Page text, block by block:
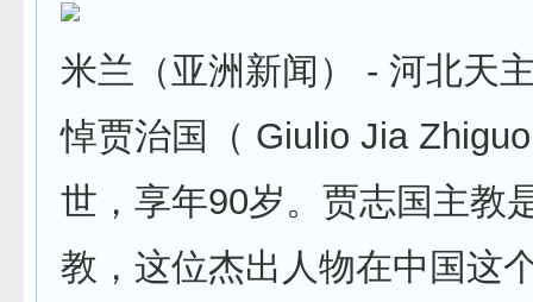
米兰（亚洲新闻） - 河北天
悼贾治国（ Giulio Jia
世，享年90岁。贾志国主教
教，这位杰出人物在中国这